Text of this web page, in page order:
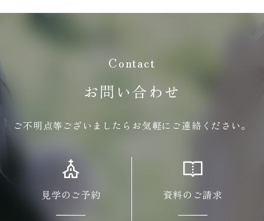
Contact
お問い合わせ
ご不明点等ございましたらお気軽にご連絡ください。
見学のご予約 資料のご請求